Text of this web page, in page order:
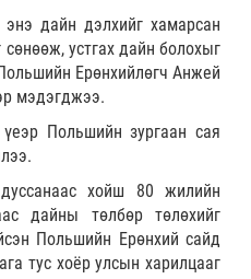
дайн дэлхийг хамарсан
устгах дайн болохыг
Ерөнхийлөгч Анжей
мэдэгджээ.
Польшийн зургаан сая
хойш 80 жилийн
дайны төлбөр төлөхийг
Польшийн Ерөнхий сайд
тус хоёр улсын харилцааг